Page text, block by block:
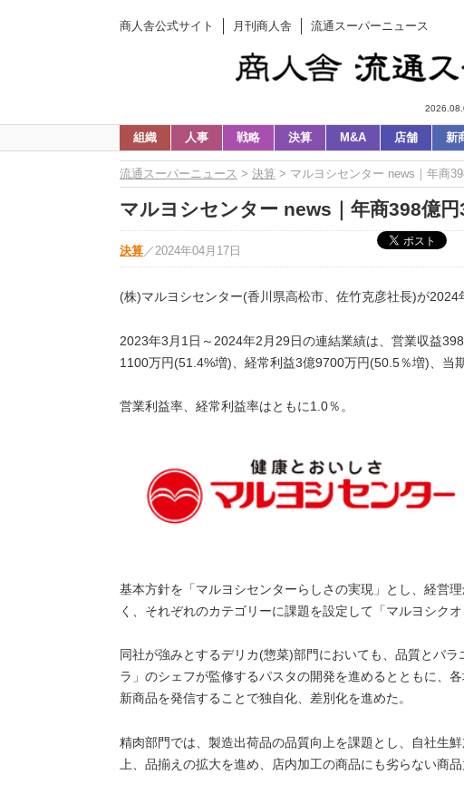
商人舎公式サイト 月刊商人舎 流通スーパーニュース
組織 人事 戦略 決算 M&A 店舗 新
流通スーパーニュース > 決算 > マルヨシセンター news｜年商
マルヨシセンター news｜年商398億
決算 ／ 2024年04月17日
(株)マルヨシセンター(香川県高松市、佐竹克彦社長)が2024
2023年3月1日～2024年2月29日の連結業績は、営業収益
1100万円(51.4%増)、経常利益3億9700万円(50.5％増)、当
営業利益率、経常利益率はともに1.0％。
基本方針を「マルヨシセンターらしさの実現」とし、経営
く、それぞれのカテゴリーに課題を設定して「マルヨシク
同社が強みとするデリカ(惣菜)部門においても、品質とバ
ラ」のシェフが監修するパスタの開発を進めるとともに、
新商品を発信することで独自化、差別化を進めた。
精肉部門では、製造出荷品の品質向上を課題とし、自社生
上、品揃えの拡大を進め、店内加工の商品にも劣らない商品